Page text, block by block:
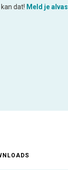
dat! Meld je